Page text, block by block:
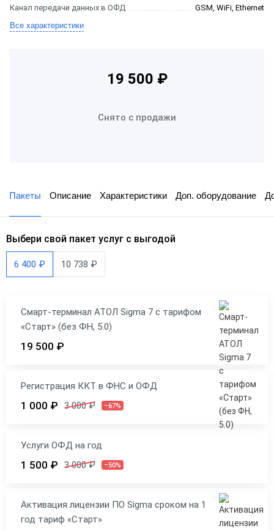
Канал передачи данных в ОФД
GSM, WiFi, Ethernet
Все характеристики
19 500 ₽
Снято с продажи
Пакеты Описание Характеристики Доп. оборудование
Выбери свой пакет услуг с выгодой
6 400 ₽ 10 738 ₽
Смарт-терминал АТОЛ Sigma 7 с тарифом
«Старт» (без ФН, 5.0)
19 500 ₽
Регистрация ККТ в ФНС и ОФД
1 000 ₽ 3 000 ₽ –67%
Услуги ОФД на год
1 500 ₽ 3 000 ₽ –50%
Активация лицензии ПО Sigma сроком на 1
год тариф «Старт»